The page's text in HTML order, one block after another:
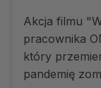
Akcja filmu
pracownika
który
pandemię